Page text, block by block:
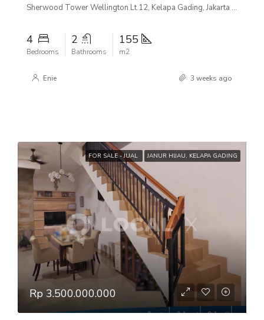
Sherwood Tower Wellington Lt.12, Kelapa Gading, Jakarta Utara
4
Bedrooms
2
Bathrooms
155
m2
Enie 3 weeks ago
FOR SALE - JUAL JANUR HIJAU, KELAPA GADING
Rp 3.500.000.000